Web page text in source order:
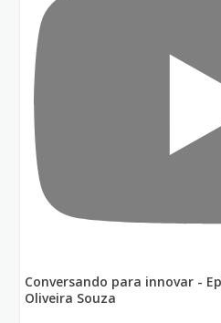
Conversando para innovar -
Oliveira Souza